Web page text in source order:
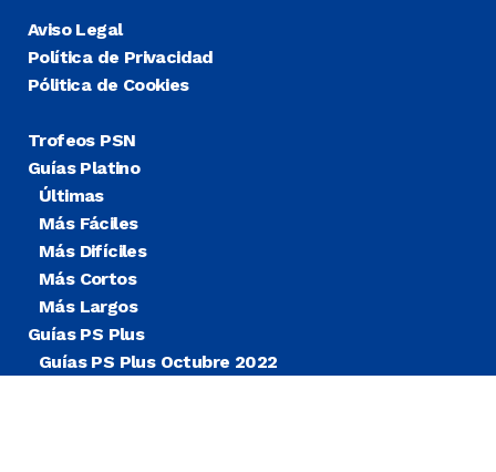
Aviso Legal
Política de Privacidad
Pólitica de Cookies
Trofeos PSN
Guías Platino
Últimas
Más Fáciles
Más Difíciles
Más Cortos
Más Largos
Guías PS Plus
Guías PS Plus Octubre 2022